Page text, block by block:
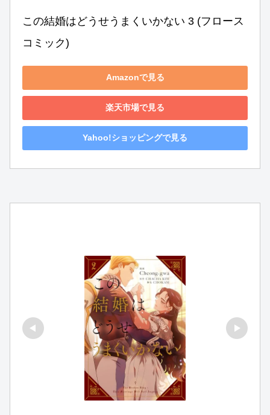
この結婚はどうせうまくいかない 3 (フロース
コミック)
Amazonで見る
楽天市場で見る
Yahoo!ショッピングで見る